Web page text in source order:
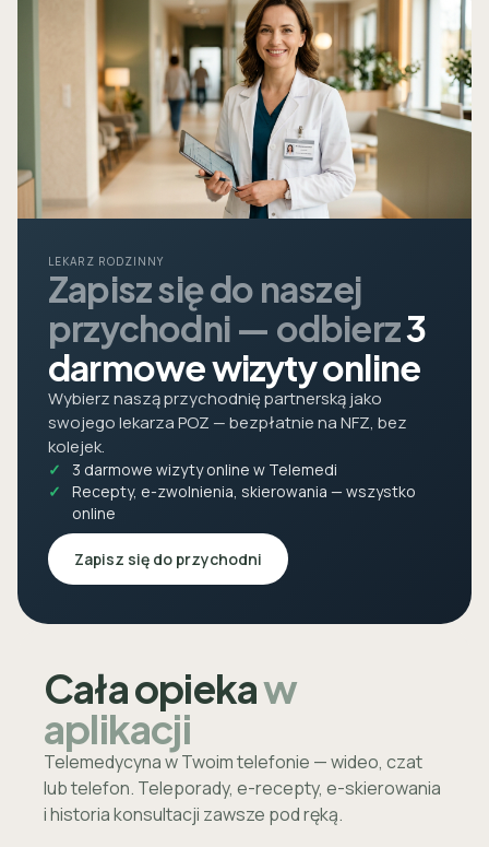
LEKARZ RODZINNY
Zapisz się do naszej
przychodni — odbierz3
darmowe wizyty online
Wybierz naszą przychodnię partnerską jako
swojego lekarza POZ — bezpłatnie na NFZ, bez
kolejek.
3 darmowe wizyty online w Telemedi
Recepty, e-zwolnienia, skierowania — wszystko
online
Zapisz się do przychodni
Cała opiekaw
aplikacji
Telemedycyna w Twoim telefonie — wideo, czat
lub telefon. Teleporady, e-recepty, e-skierowania
i historia konsultacji zawsze pod ręką.